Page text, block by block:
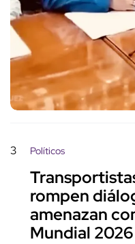
3 Políticos
rompen
amenazan
Mundial 2026